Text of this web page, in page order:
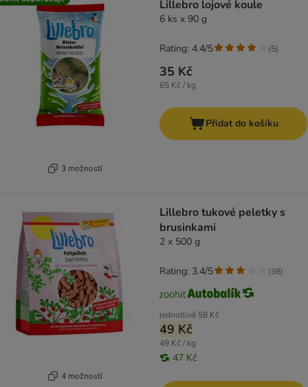
3 možností
Lillebro lojové koule
6 ks x 90 g
35 Kč
65 Kč / kg
Rating: 4.4/5 (5)
Přidat do košíku
4 možností
Lillebro tukové peletky s
brusinkami
2 x 500 g
jednotlivě 58 Kč
49 Kč
49 Kč / kg
47 Kč
Rating: 3.4/5 (38)